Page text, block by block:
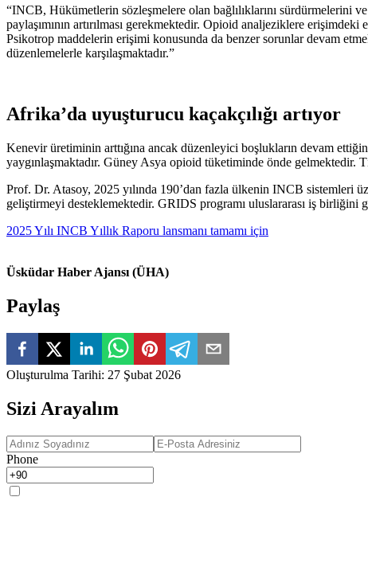
“INCB, Hükümetlerin sözleşmelere olan bağlılıklarını sürdürmelerini
paylaşımının artırılması gerekmektedir. Opioid analjeziklere
Psikotrop maddelerin erişimi konusunda da benzer sorunlar devam
düzenlemelerle karşılaşmaktadır.”
Afrika’da uyuşturucu kaçakçılığı artıyor
Kenevir üretiminin arttığına ancak düzenleyici boşlukların devam
yaygınlaşmaktadır. Güney Asya opioid tüketiminde önde gelmektedir.
Prof. Dr. Atasoy, 2025 yılında 190’dan fazla ülkenin INCB sistemleri
geliştirmeyi desteklemektedir. GRIDS programı uluslararası iş birliğini
2025 Yılı INCB Yıllık Raporu lansmanı tamamı için
Üsküdar Haber Ajansı (ÜHA)
Paylaş
Oluşturulma Tarihi: 27 Şubat 2026
Sizi Arayalım
Phone